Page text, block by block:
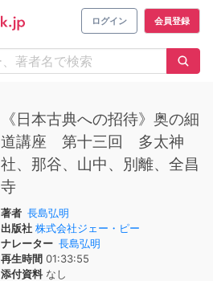
ログイン 会員登録
《日本古典への招待》奥の細
道講座 第十三回 多太神
社、那谷、山中、別離、全昌
寺
著者 長島弘明
出版社 株式会社ジェー・ピー
ナレーター 長島弘明
再生時間 01:33:55
添付資料なし